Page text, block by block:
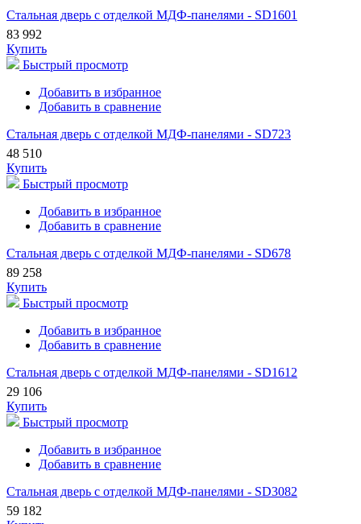
Стальная дверь с отделкой МДФ-панелями - SD1601
83 992
Купить
Быстрый просмотр
Добавить в избранное
Добавить в сравнение
Стальная дверь с отделкой МДФ-панелями - SD723
48 510
Купить
Быстрый просмотр
Добавить в избранное
Добавить в сравнение
Стальная дверь с отделкой МДФ-панелями - SD678
89 258
Купить
Быстрый просмотр
Добавить в избранное
Добавить в сравнение
Стальная дверь с отделкой МДФ-панелями - SD1612
29 106
Купить
Быстрый просмотр
Добавить в избранное
Добавить в сравнение
Стальная дверь с отделкой МДФ-панелями - SD3082
59 182